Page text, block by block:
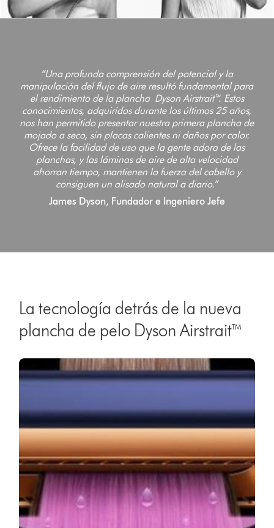
“Una profunda comprensión del potencial y la
manipulación del flujo de aire resultó fundamental para
el rendimiento de la plancha Dyson Airstrait™. Estos
conocimientos, adquiridos durante los últimos 25 años,
nos han permitido presentar nuestra primera plancha de
mojado a seco, sin placas calientes ni daños por calor.
Ofrece la facilidad de uso que la gente adora de las
planchas, y las láminas de aire de alta velocidad
ahorran tiempo, mantienen la fuerza del cabello y
consiguen un alisado natural a diario.”
James Dyson, Fundador e Ingeniero Jefe
La tecnología detrás de la nueva
plancha de pelo Dyson Airstrait™